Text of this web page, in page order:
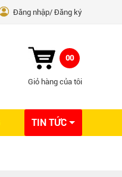
Đăng nhập Đăng ký
00
Giỏ hàng của tôi
TIN TỨC